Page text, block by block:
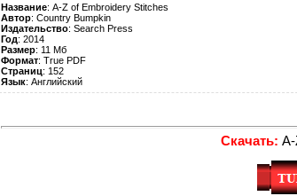
Название: A-Z of Embroidery Stitches
Автор: Country Bumpkin
Издательство: Search Press
Год: 2014
Размер: 11 Мб
Формат: True PDF
Страниц: 152
Язык: Английский
Скачать: